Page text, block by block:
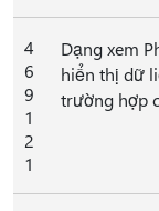
4
6
9
1
2
1
Dạng xem
hiển thị dữ
trường hợp